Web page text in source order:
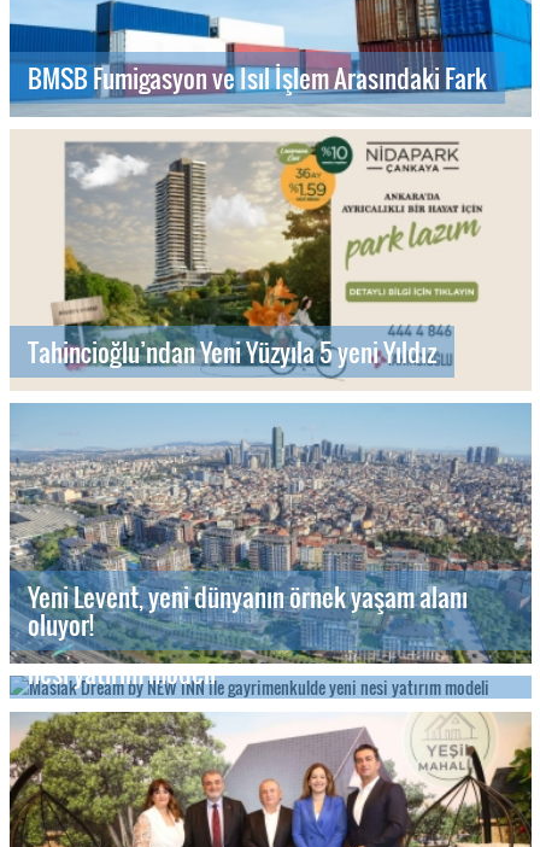
BMSB Fumigasyon ve Isıl İşlem Arasındaki Fark
Tahincioğlu’ndan Yeni Yüzyıla 5 yeni Yıldız
Yeni Levent, yeni dünyanın örnek yaşam alanı
oluyor!
Maslak Dream by NEW INN ile gayrimenkulde yeni
nesi yatırım modeli